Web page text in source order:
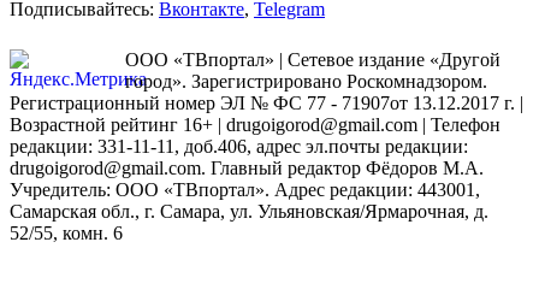
Подписывайтесь: Вконтакте, Telegram
ООО «ТВпортал» | Сетевое издание «Другой
город». Зарегистрировано Роскомнадзором.
Регистрационный номер ЭЛ № ФС 77 - 71907от 13.12.2017 г. |
Возрастной рейтинг 16+ | drugoigorod@gmail.com | Телефон
редакции: 331-11-11, доб.406, адрес эл.почты редакции:
drugoigorod@gmail.com. Главный редактор Фёдоров М.А.
Учредитель: ООО «ТВпортал». Адрес редакции: 443001,
Самарская обл., г. Самара, ул. Ульяновская/Ярмарочная, д.
52/55, комн. 6